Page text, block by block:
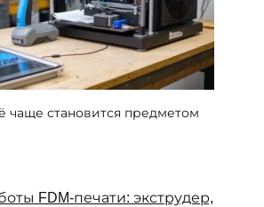
чаще становится предметом